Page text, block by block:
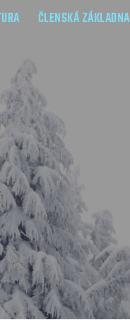
ČLENSKÁ ZÁKLADNA